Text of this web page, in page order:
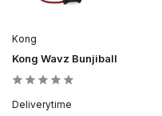
Kong
Kong Wavz Bunjiball
Deliverytime